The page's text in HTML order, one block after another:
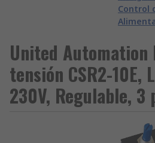
Control
United Automation
tensión CSR2-10E,
230V, Regulable, 3